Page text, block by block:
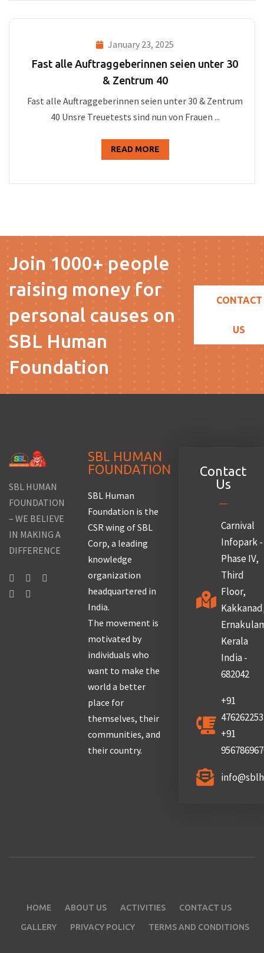
January 23, 2025
Fast alle Auftraggeberinnen seien unter 30
& Zentrum 40
Fast alle Auftraggeberinnen seien unter 30 & Zentrum
40 Unsre Treuetests sind nun von Frauen ...
READ MORE
Join 1000+ people
raising money for
personal causes on
SBL Human
Foundation
CONTACT
US
SBL HUMAN
FOUNDATION
– WE BELIEVE
IN MAKING A
DIFFERENCE
SBL HUMAN
FOUNDATION
SBL Human
Foundation is the
CSR wing of SBL
Corp, a leading
knowledge
organization
headquartered in
India.
The movement is
motivated by
individuals who
want to make the
world a better
place for
themselves, their
communities, and
their country.
Contact
Us
Carnival
Infopark -
Phase IV,
Third
Floor,
Kerala
India -
682042
+91
+91
HOME ABOUT US ACTIVITIES CONTACT US
GALLERY PRIVACY POLICY TERMS AND CONDITIONS